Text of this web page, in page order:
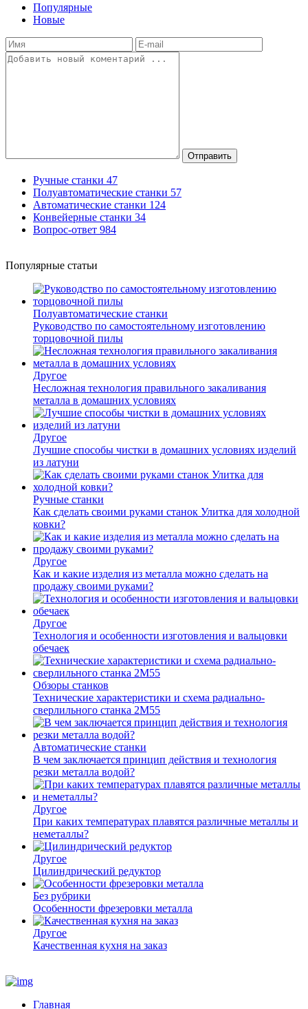
Популярные
Новые
Отправить
Ручные станки 47
Полуавтоматические станки 57
Автоматические станки 124
Конвейерные станки 34
Вопрос-ответ 984
Популярные статьи
Полуавтоматические станки
Руководство по самостоятельному изготовлению
торцовочной пилы
Другое
Несложная технология правильного закаливания
металла в домашних условиях
Другое
Лучшие способы чистки в домашних условиях изделий
из латуни
Ручные станки
Как сделать своими руками станок Улитка для холодной
ковки?
Другое
Как и какие изделия из металла можно сделать на
продажу своими руками?
Другое
Технология и особенности изготовления и вальцовки
обечаек
Обзоры станков
Технические характеристики и схема радиально-
сверлильного станка 2М55
Автоматические станки
В чем заключается принцип действия и технология
резки металла водой?
Другое
При каких температурах плавятся различные металлы и
неметаллы?
Другое
Цилиндрический редуктор
Без рубрики
Особенности фрезеровки металла
Другое
Качественная кухня на заказ
Главная